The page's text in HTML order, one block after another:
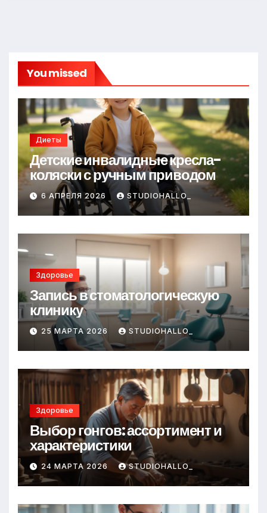
You missed
Диеты
Детские инвалидные кресла-
коляски с ручным приводом
6 АПРЕЛЯ 2026 STUDIOHALLO_
Здоровье
Запись в стоматологическую
клинику
25 МАРТА 2026 STUDIOHALLO_
Здоровье
Выбор гонгов: ассортимент и
характеристики
24 МАРТА 2026 STUDIOHALLO_